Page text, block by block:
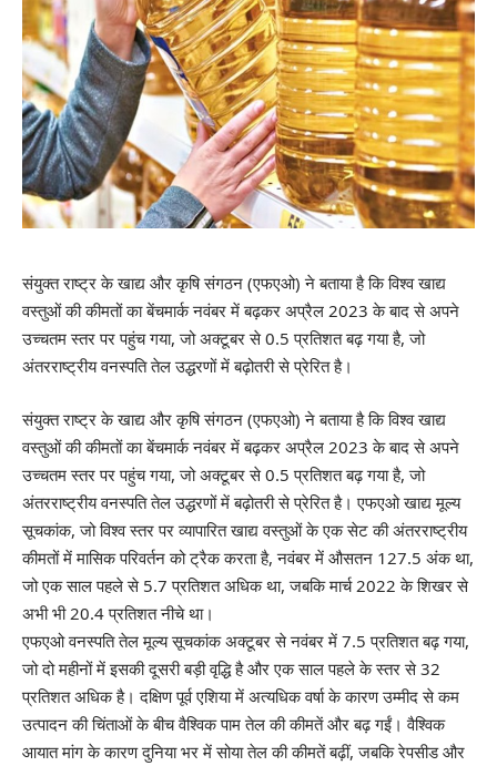
संयुक्त राष्ट्र के खाद्य और कृषि संगठन (एफएओ) ने बताया है कि विश्व खाद्य
वस्तुओं की कीमतों का बेंचमार्क नवंबर में बढ़कर अप्रैल 2023 के बाद से अपने
उच्चतम स्तर पर पहुंच गया, जो अक्टूबर से 0.5 प्रतिशत बढ़ गया है, जो
अंतरराष्ट्रीय वनस्पति तेल उद्धरणों में बढ़ोतरी से प्रेरित है।
संयुक्त राष्ट्र के खाद्य और कृषि संगठन (एफएओ) ने बताया है कि विश्व खाद्य
वस्तुओं की कीमतों का बेंचमार्क नवंबर में बढ़कर अप्रैल 2023 के बाद से अपने
उच्चतम स्तर पर पहुंच गया, जो अक्टूबर से 0.5 प्रतिशत बढ़ गया है, जो
अंतरराष्ट्रीय वनस्पति तेल उद्धरणों में बढ़ोतरी से प्रेरित है। एफएओ खाद्य मूल्य
सूचकांक, जो विश्व स्तर पर व्यापारित खाद्य वस्तुओं के एक सेट की अंतरराष्ट्रीय
कीमतों में मासिक परिवर्तन को ट्रैक करता है, नवंबर में औसतन 127.5 अंक था,
जो एक साल पहले से 5.7 प्रतिशत अधिक था, जबकि मार्च 2022 के शिखर से
अभी भी 20.4 प्रतिशत नीचे था।
एफएओ वनस्पति तेल मूल्य सूचकांक अक्टूबर से नवंबर में 7.5 प्रतिशत बढ़ गया,
जो दो महीनों में इसकी दूसरी बड़ी वृद्धि है और एक साल पहले के स्तर से 32
प्रतिशत अधिक है। दक्षिण पूर्व एशिया में अत्यधिक वर्षा के कारण उम्मीद से कम
उत्पादन की चिंताओं के बीच वैश्विक पाम तेल की कीमतें और बढ़ गईं। वैश्विक
आयात मांग के कारण दुनिया भर में सोया तेल की कीमतें बढ़ीं, जबकि रेपसीड और